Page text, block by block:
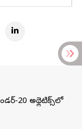
20 అథ్లెటిక్స్‌లో